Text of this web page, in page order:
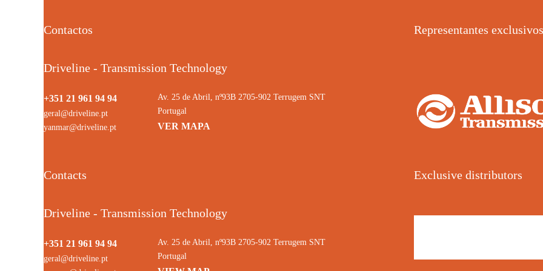
Contactos
Driveline - Transmission Technology
+351 21 961 94 94
geral@driveline.pt
yanmar@driveline.pt
Av. 25 de Abril, nº93B 2705-902 Terrugem SNT
Portugal
VER MAPA
Representantes exclusivos
Contacts
Driveline - Transmission Technology
+351 21 961 94 94
geral@driveline.pt
Av. 25 de Abril, nº93B 2705-902 Terrugem SNT
Portugal
Exclusive distributors